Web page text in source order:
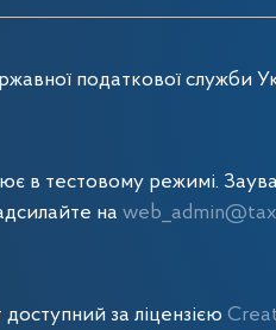
податкової служби
в тестовому режимі.
на
доступний за ліцензією